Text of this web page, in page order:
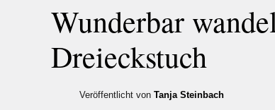
Wunderbar
Dreieckstuch
Veröffentlicht von Tanja Steinbach